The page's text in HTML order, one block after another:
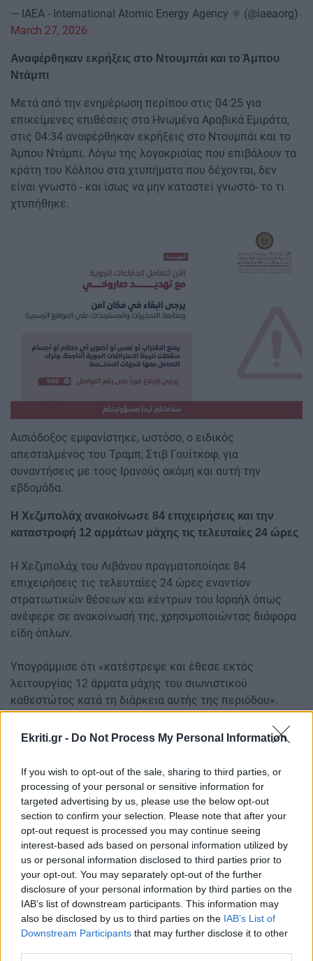
Ekriti.gr - Do Not Process My Personal Information
If you wish to opt-out of the sale, sharing to third parties, or
processing of your personal or sensitive information for
targeted advertising by us, please use the below opt-out
section to confirm your selection. Please note that after your
opt-out request is processed you may continue seeing
interest-based ads based on personal information utilized by
us or personal information disclosed to third parties prior to
your opt-out. You may separately opt-out of the further
disclosure of your personal information by third parties on the
IAB’s list of downstream participants. This information may
also be disclosed by us to third parties on the IAB’s List of
Downstream Participants that may further disclose it to other
— IAEA - International Atomic Energy Agency ⚛️ (@iaeaorg)
March 27, 2026
Αναφέρθηκαν εκρήξεις στο Ντουμπάι και το Άμπου
Ντάμπι
Μετά από την ενημέρωση περίπου στις 04:25 για
επικείμενες επιθέσεις στα Ηνωμένα Αραβικά Εμιράτα,
στις 04:34 αναφέρθηκαν εκρήξεις στο Ντουμπάι και το
Άμπου Ντάμπι. Λόγω της λογοκρισίας που επιβάλουν τα
κράτη του Κόλπου στα χτυπήματα που δέχονται, δεν
είναι γνωστό - και ίσως να μην καταστεί γνωστό- το τι
χτυπήθηκε.
Αισιόδοξος εμφανίστηκε, ωστόσο, ο ειδικός
απεσταλμένος του Τραμπ, Στιβ Γουίτκοφ, για
συναντήσεις με τους Ιρανούς ακόμη και αυτή την
εβδομάδα.
Η Χεζμπολάχ ανακοίνωσε 84 επιχειρήσεις και την
καταστροφή 12 αρμάτων μάχης τις τελευταίες 24 ώρες
Η Χεζμπολάχ του Λιβάνου πραγματοποίησε 84
επιχειρήσεις τις τελευταίες 24 ώρες εναντίον
στρατιωτικών θέσεων και κέντρων του Ισραήλ όπως
ανέφερε σε ανακοίνωσή της, χρησιμοποιώντας διάφορα
είδη όπλων.
Υπογράμμισε ότι «κατέστρεψε και έθεσε εκτός
λειτουργίας 12 άρματα μάχης του σιωνιστικού
καθεστώτος κατά τη διάρκεια αυτής της περιόδου».
δολάρια το βαρέλι.
Περισσότερες από 3.000 συγκεντρώσεις εναντίον του
Τραμπ σε όλες τις ΗΠΑ
Το κίνημα διαμαρτυρίας «No Kings» ετοιμάζεται να
επιστρέψει το Σάββατο, με περισσότερες από 3.000
συγκεντρώσεις να έχουν προγραμματιστεί σε όλη την
Αμερική για να εκφράσουν την αντίθεση στον πρόεδρο
των ΗΠΑ Ντόναλντ Τραμπ και τον πόλεμο στο Ιράν.
Το λαϊκό κίνημα διαμαρτυρίας διοργάνωσε διαδηλώσεις
τον Ιούνιο και τον Οκτώβριο του 2025, συγκεντρώνοντας
5 εκατομμύρια και 7 εκατομμύρια ανθρώπους αντίστοιχα